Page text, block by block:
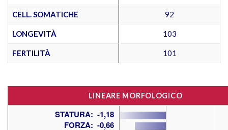
CELL. SOMATICHE 92
LONGEVITÀ 103
FERTILITÀ 101
LINEARE MORFOLOGICO